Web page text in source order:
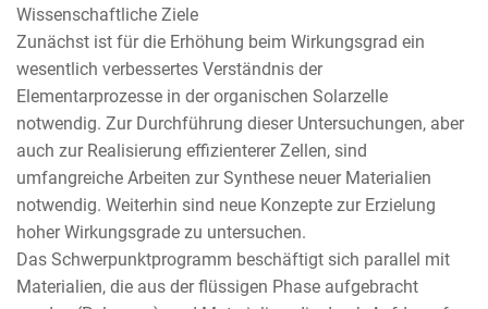
Wissenschaftliche Ziele
Zunächst ist für die Erhöhung beim Wirkungsgrad ein
wesentlich verbessertes Verständnis der
Elementarprozesse in der organischen Solarzelle
notwendig. Zur Durchführung dieser Untersuchungen, aber
auch zur Realisierung effizienterer Zellen, sind
umfangreiche Arbeiten zur Synthese neuer Materialien
notwendig. Weiterhin sind neue Konzepte zur Erzielung
hoher Wirkungsgrade zu untersuchen.
Das Schwerpunktprogramm beschäftigt sich parallel mit
Materialien, die aus der flüssigen Phase aufgebracht